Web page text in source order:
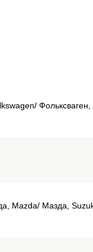
Mazda/ Мазда,